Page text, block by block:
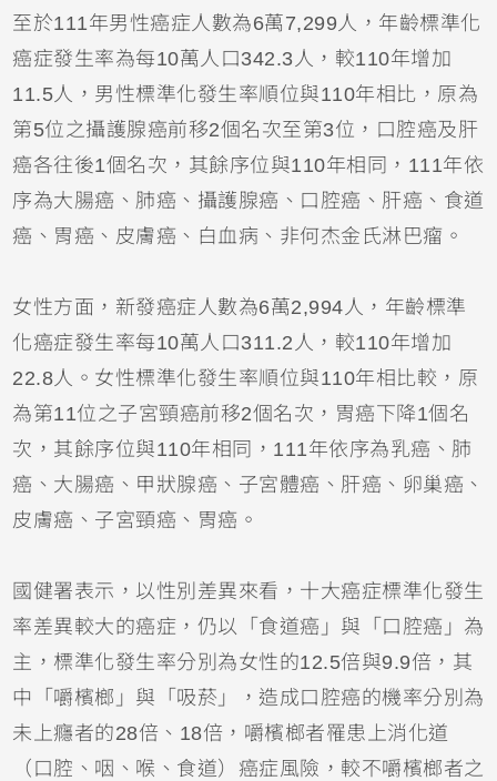
至於111年男性癌症人數為6萬7,299人，年齡標準化
癌症發生率為每10萬人口342.3人，較110年增加
11.5人，男性標準化發生率順位與110年相比，原為
第5位之攝護腺癌前移2個名次至第3位，口腔癌及肝
癌各往後1個名次，其餘序位與110年相同，111年依
序為大腸癌、肺癌、攝護腺癌、口腔癌、肝癌、食道
癌、胃癌、皮膚癌、白血病、非何杰金氏淋巴瘤。
女性方面，新發癌症人數為6萬2,994人，年齡標準
化癌症發生率每10萬人口311.2人，較110年增加
22.8人。女性標準化發生率順位與110年相比較，原
為第11位之子宮頸癌前移2個名次，胃癌下降1個名
次，其餘序位與110年相同，111年依序為乳癌、肺
癌、大腸癌、甲狀腺癌、子宮體癌、肝癌、卵巢癌、
皮膚癌、子宮頸癌、胃癌。
國健署表示，以性別差異來看，十大癌症標準化發生
率差異較大的癌症，仍以「食道癌」與「口腔癌」為
主，標準化發生率分別為女性的12.5倍與9.9倍，其
中「嚼檳榔」與「吸菸」，造成口腔癌的機率分別為
未上癮者的28倍、18倍，嚼檳榔者罹患上消化道
（口腔、咽、喉、食道）癌症風險，較不嚼檳榔者之